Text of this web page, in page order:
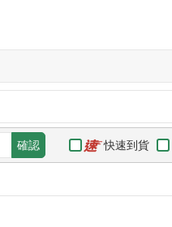
確認 快速到貨